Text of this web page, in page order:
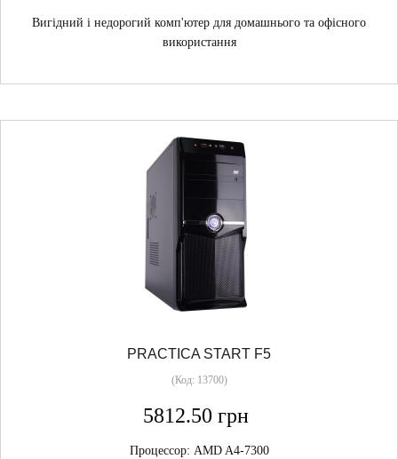
Вигідний і недорогий комп'ютер для домашнього та офісного
використання
PRACTICA START F5
(Код: 13700)
5812.50 грн
Процессор: AMD A4-7300